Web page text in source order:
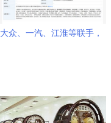
大众、一汽、江淮等联手，